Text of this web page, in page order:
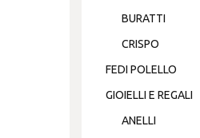
BURATTI
CRISPO
FEDI POLELLO
GIOIELLI E REGALI
ANELLI